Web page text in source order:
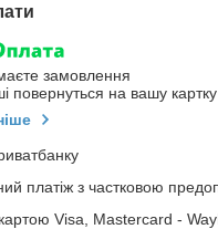
замовлення
повернуться на вашу картку
платіж з частковою
Visa, Mastercard -